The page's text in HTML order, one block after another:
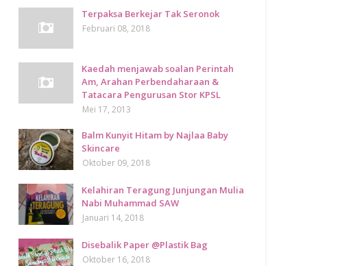
Terpaksa Berkejar Tak Seronok
Februari 08, 2018
Kaedah menjawab soalan Perintah
Am, Arahan Perbendaharaan &
Tatacara Pengurusan Stor KPSL
Mei 17, 2013
Balm Kunyit Hitam by Najlaa Baby
Skincare
Oktober 09, 2018
Kelahiran Teragung Junjungan Mulia
Nabi Muhammad SAW
Januari 14, 2018
Disebalik Paper @Plastik Bag
Oktober 16, 2018